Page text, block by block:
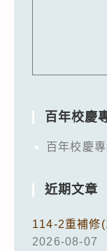
百年校慶
百年校慶專
近期文章
114-2重補修
2026-08-07